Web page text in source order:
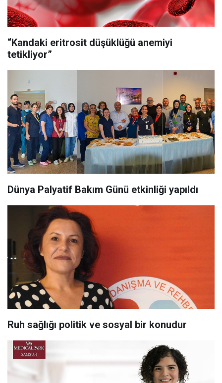
“Kandaki eritrosit düşüklüğü anemiyi
tetikliyor”
Dünya Palyatif Bakım Günü etkinliği yapıldı
Ruh sağlığı politik ve sosyal bir konudur